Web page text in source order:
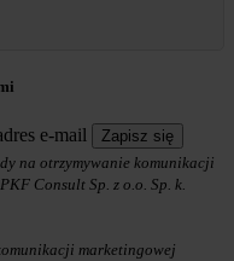
e-mail
Zapisz się
na otrzymywanie komunikacji
Consult Sp. z o.o. Sp. k.
marketingowej